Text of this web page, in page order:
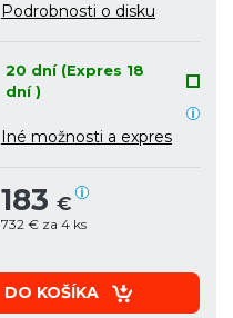
Podrobnosti o disku
20 dní (Expres 18
dní )
Iné možnosti a expres
183 €
732 € za 4 ks
DO KOŠÍKA